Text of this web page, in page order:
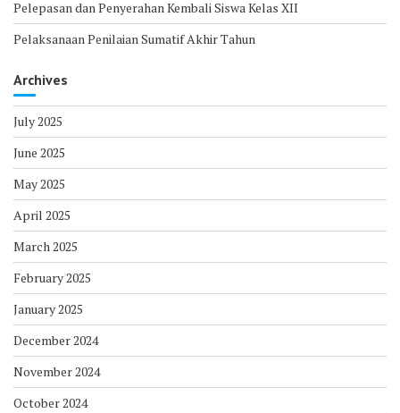
Pelepasan dan Penyerahan Kembali Siswa Kelas XII
Pelaksanaan Penilaian Sumatif Akhir Tahun
Archives
July 2025
June 2025
May 2025
April 2025
March 2025
February 2025
January 2025
December 2024
November 2024
October 2024